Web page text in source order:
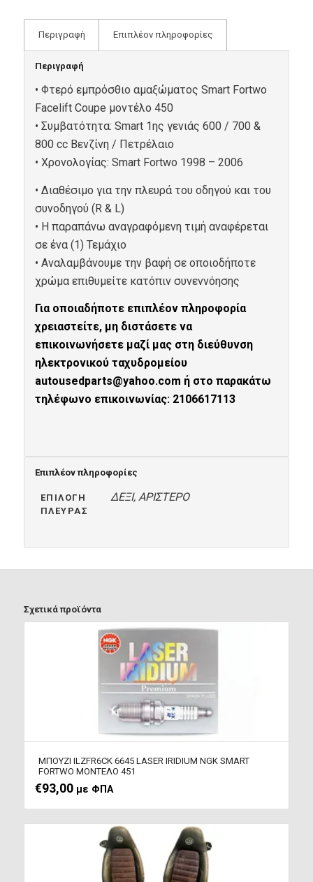
Περιγραφή Επιπλέον πληροφορίες
Περιγραφή
• Φτερό εμπρόσθιο αμαξώματος Smart Fortwo
Facelift Coupe μοντέλο 450
• Συμβατότητα: Smart 1ης γενιάς 600 / 700 &
800 cc Βενζίνη / Πετρέλαιο
• Xρονολογίας: Smart Fortwo 1998 – 2006
• Διαθέσιμo για την πλευρά του οδηγού και του
συνοδηγού (R & L)
• Η παραπάνω αναγραφόμενη τιμή αναφέρεται
σε ένα (1) Τεμάχιο
• Αναλαμβάνουμε την βαφή σε οποιοδήποτε
χρώμα επιθυμείτε κατόπιν συνεννόησης
Για οποιαδήποτε επιπλέον πληροφορία
χρειαστείτε, μη διστάσετε να
επικοινωνήσετε μαζί μας στη διεύθυνση
ηλεκτρονικού ταχυδρομείου
autousedparts@yahoo.com ή στο παρακάτω
τηλέφωνο επικοινωνίας: 2106617113
Επιπλέον πληροφορίες
ΕΠΙΛΟΓΗ
ΠΛΕΥΡΑΣ
ΔΕΞΙ, ΑΡΙΣΤΕΡΟ
Σχετικά προϊόντα
ΜΠΟΥΖΙ ILZFR6CK 6645 LASER IRIDIUM NGK SMART
FORTWO ΜΟΝΤΕΛΟ 451
€93,00 με ΦΠΑ